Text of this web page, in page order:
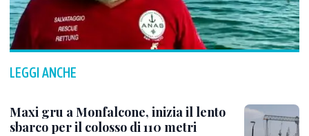
LEGGI ANCHE
Maxi gru a Monfalcone, inizia il lento
sbarco per il colosso di 110 metri